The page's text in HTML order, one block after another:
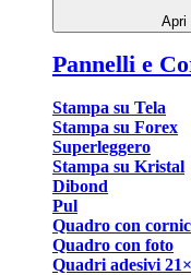
Apri
Pannelli e
Stampa su Tela
Stampa su Forex
Superleggero
Stampa su Kristal
Dibond
Pul
Quadro con
Quadro con foto
Quadri adesivi